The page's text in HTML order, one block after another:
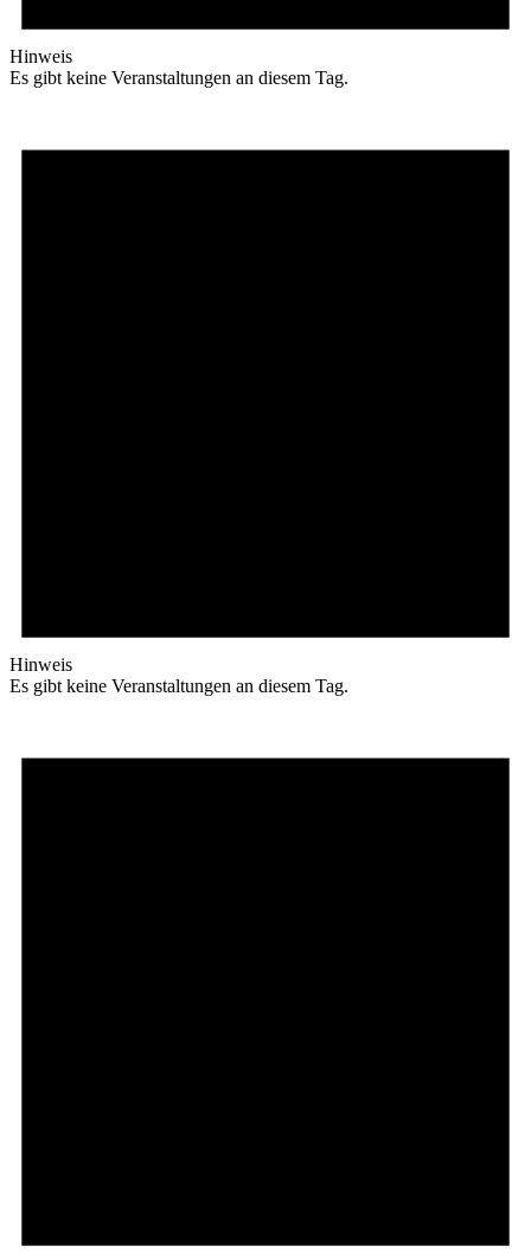
Hinweis
Es gibt keine Veranstaltungen an diesem Tag.
Hinweis
Es gibt keine Veranstaltungen an diesem Tag.